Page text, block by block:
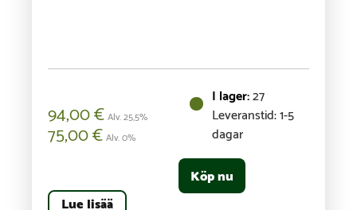
27
Leveranstid: 1-5
dagar
94,00€Alv. 25,5%
75,00€Alv. 0%
Lue lisää
Köp nu